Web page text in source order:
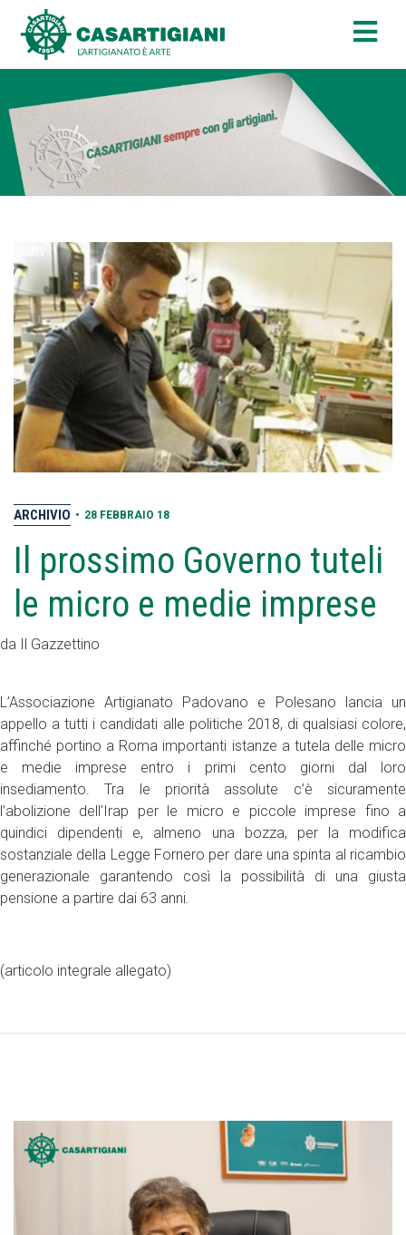
ARCHIVIO • 28 FEBBRAIO 18
Il prossimo Governo tuteli
le micro e medie imprese
da Il Gazzettino
L’Associazione Artigianato Padovano e Polesano lancia un
appello a tutti i candidati alle politiche 2018, di qualsiasi colore,
affinché portino a Roma importanti istanze a tutela delle micro
e medie imprese entro i primi cento giorni dal loro
insediamento. Tra le priorità assolute c’è sicuramente
l’abolizione dell’Irap per le micro e piccole imprese fino a
quindici dipendenti e, almeno una bozza, per la modifica
sostanziale della Legge Fornero per dare una spinta al ricambio
generazionale garantendo così la possibilità di una giusta
pensione a partire dai 63 anni.
(articolo integrale allegato)